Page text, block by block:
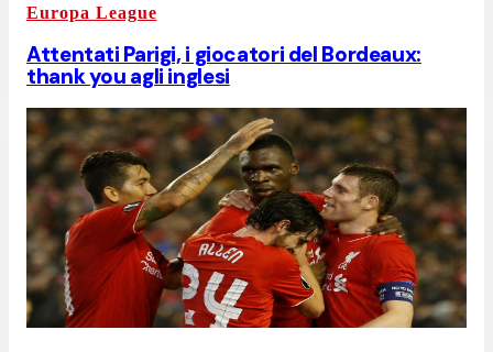
Europa League
Attentati Parigi, i giocatori del Bordeaux:
thank you agli inglesi